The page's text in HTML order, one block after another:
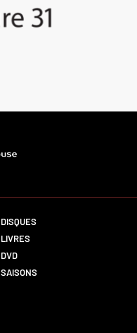
DISQUES
LIVRES
DVD
SAISONS